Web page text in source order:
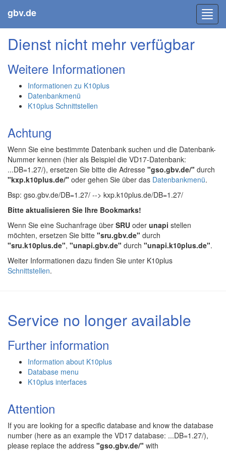
gbv.de
Dienst nicht mehr verfügbar
Weitere Informationen
Informationen zu K10plus
Datenbankmenü
K10plus Schnittstellen
Achtung
Wenn Sie eine bestimmte Datenbank suchen und die Datenbank-
Nummer kennen (hier als Beispiel die VD17-Datenbank:
...DB=1.27/), ersetzen Sie bitte die Adresse "gso.gbv.de/" durch
"kxp.k10plus.de/" oder gehen Sie über das Datenbankmenü.
Bsp: gso.gbv.de/DB=1.27/ --> kxp.k10plus.de/DB=1.27/
Bitte aktualisieren Sie Ihre Bookmarks!
Wenn Sie eine Suchanfrage über SRU oder unapi stellen
möchten, ersetzen Sie bitte "sru.gbv.de" durch
"sru.k10plus.de", "unapi.gbv.de" durch "unapi.k10plus.de".
Weiter Informationen dazu finden Sie unter K10plus
Schnittstellen.
Service no longer available
Further information
Information about K10plus
Database menu
K10plus interfaces
Attention
If you are looking for a specific database and know the database
number (here as an example the VD17 database: ...DB=1.27/),
please replace the address "gso.gbv.de/" with